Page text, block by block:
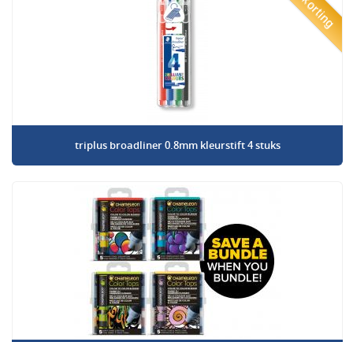
triplus broadliner 0.8mm kleurstift 4 stuks